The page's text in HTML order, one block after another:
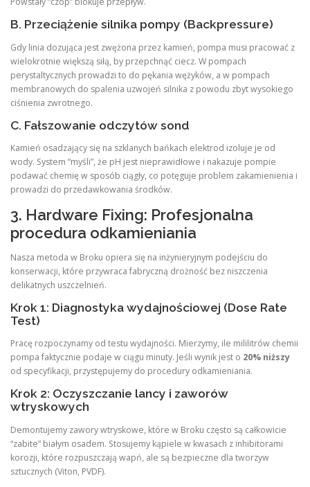
B. Przeciążenie silnika pompy (Backpressure)
Gdy linia dozująca jest zwężona przez kamień, pompa musi pracować z
wielokrotnie większą siłą, by przepchnąć ciecz. W pompach
perystaltycznych prowadzi to do pękania wężyków, a w pompach
membranowych do spalenia uzwojeń silnika z powodu zbyt wysokiego
ciśnienia zwrotnego.
C. Fałszowanie odczytów sond
Kamień osadzający się na szklanych bańkach elektrod izoluje je od
wody. System “myśli”, że pH jest nieprawidłowe i nakazuje pompie
podawać chemię w sposób ciągły, co potęguje problem zakamienienia i
prowadzi do przedawkowania środków.
3. Hardware Fixing: Profesjonalna
procedura odkamieniania
Nasza metoda w Broku opiera się na inżynieryjnym podejściu do
konserwacji, które przywraca fabryczną drożność bez niszczenia
delikatnych uszczelnień.
Krok 1: Diagnostyka wydajnościowej (Dose Rate
Test)
Pracę rozpoczynamy od testu wydajności. Mierzymy, ile mililitrów chemii
pompa faktycznie podaje w ciągu minuty. Jeśli wynik jest o 20% niższy
od specyfikacji, przystępujemy do procedury odkamieniania.
Krok 2: Oczyszczanie lancy i zaworów
wtryskowych
Demontujemy zawory wtryskowe, które w Broku często są całkowicie
“zabite” białym osadem. Stosujemy kąpiele w kwasach z inhibitorami
korozji, które rozpuszczają wapń, ale są bezpieczne dla tworzyw
sztucznych (Viton, PVDF).